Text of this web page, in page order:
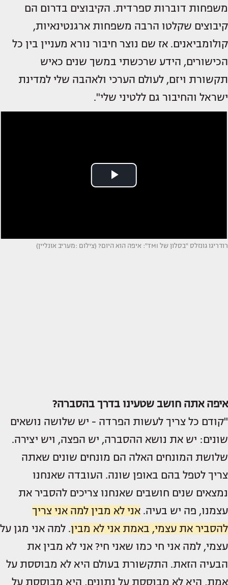
משפחות דוברות ספרדית. הקיבוצים בדרום הם
קיבוצים שקלטו הרבה משפחות ארגנטינאיות,
קולומביאנים. אז שם נוצר חיבור נורא מעניין בין כל
הכישורים, הידע שרכשתי במשך שנים כאיש
תקשורת ויזם, לעולם הערכי ולאהבה שלי למדינת
ישראל והחיבור גם ללטיני שלי".
רודריגו גונזלס "בסלון של TMI": איפה הוא היום? (צילום :מעריב אונליין)
איפה אתה חושב שטעינו בדרך בהסברה?
"קודם כל צריך לעשות הפרדה - יש שלושה נושאים
שונים: יש את נושא ההסברה, יש הפצה, ויש יצירה.
שלושת המונחים האלה הם מונחים שונים שאתה
צריך לטפל בהם באופן שונה. העובדה שאנחנו
נמצאים שנים חושבים שאנחנו צריכים להסביר את
עצמנו, פה יש בעיה. אני לא מבין למה אני צריך
להסביר את עצמי, באמת אני לא מבין. למה אני מגן על
עצמי, למה אני חי כמו שאני חי? אני לא מבין את
הבעיה הזאת. התקשורת בעולם היא לא מבוססת על
אמת, היא לא מבוססת על נתונים, היא מבוססת על